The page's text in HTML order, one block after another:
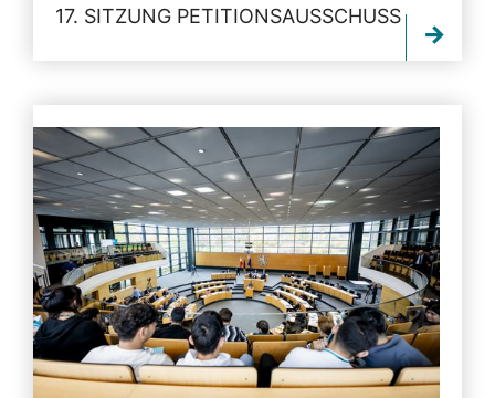
17. SITZUNG PETITIONSAUSSCHUSS